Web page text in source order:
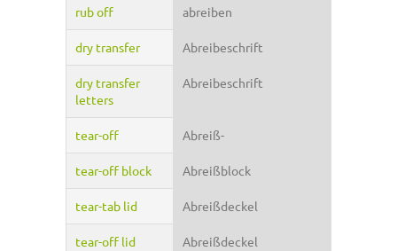
rub off abreiben
dry transfer Abreibeschrift
dry transfer
letters
Abreibeschrift
tear-off Abreiß-
tear-off block Abreißblock
tear-tab lid Abreißdeckel
tear-off lid Abreißdeckel